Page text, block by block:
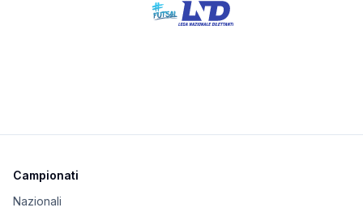
Campionati
Nazionali